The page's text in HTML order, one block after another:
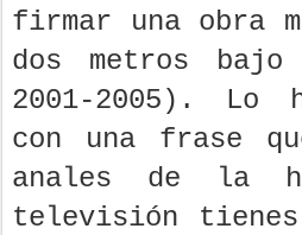
firmar una obra
dos metros
2001-2005). Lo
con una frase
anales de la
televisión